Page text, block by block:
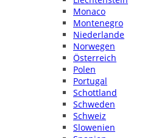
Monaco
Montenegro
Niederlande
Norwegen
Österreich
Polen
Portugal
Schottland
Schweden
Schweiz
Slowenien